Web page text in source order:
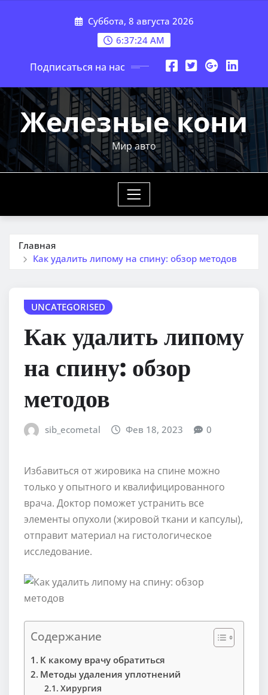
Суббота, 8 августа 2026
6:37:25 AM
Подписаться на нас
Железные кони
Мир авто
Главная
Как удалить липому на спину: обзор методов
UNCATEGORISED
Как удалить липому
на спину: обзор
методов
sib_ecometal Фев 18, 2023 0
Избавиться от жировика на спине можно
только у опытного и квалифицированного
врача. Доктор поможет устранить все
элементы опухоли (жировой ткани и капсулы),
отправит материал на гистологическое
исследование.
Содержание
К какому врачу обратиться
Методы удаления уплотнений
Хирургия